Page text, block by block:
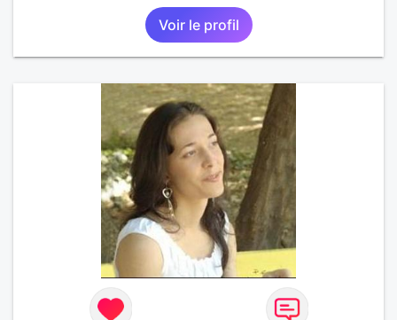
Voir le profil